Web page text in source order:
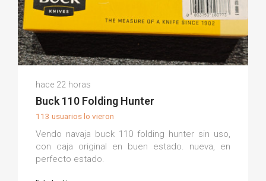
Luis S.
hace 22 horas
Buck 110 Folding Hunter
113 usuarios lo vieron
Vendo navaja buck 110 folding hunter sin uso,
con caja original en buen estado. nueva, en
perfecto estado.